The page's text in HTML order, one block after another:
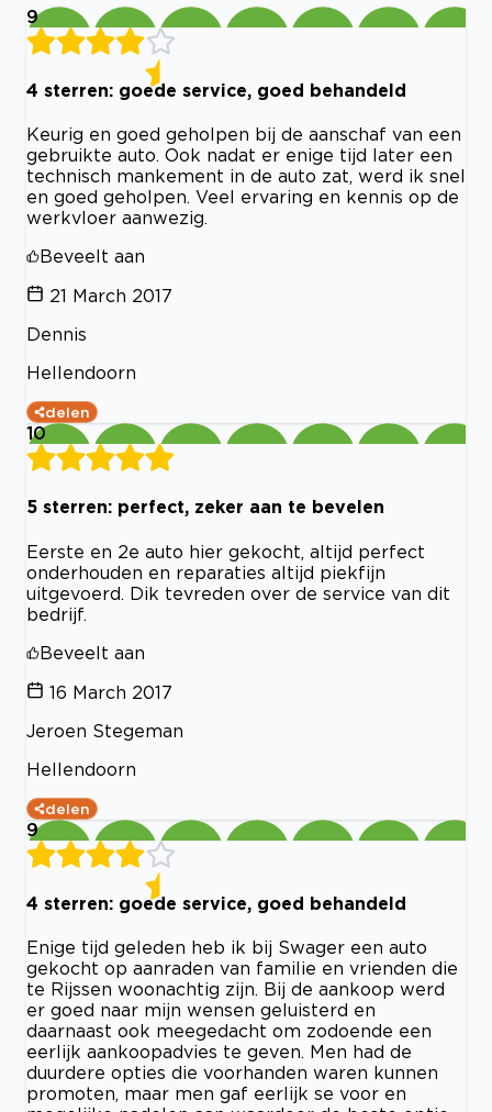
9
4 sterren: goede service, goed behandeld
Keurig en goed geholpen bij de aanschaf van een
gebruikte auto. Ook nadat er enige tijd later een
technisch mankement in de auto zat, werd ik snel
en goed geholpen. Veel ervaring en kennis op de
werkvloer aanwezig.
Beveelt aan
21 March 2017
Dennis
Hellendoorn
delen
10
5 sterren: perfect, zeker aan te bevelen
Eerste en 2e auto hier gekocht, altijd perfect
onderhouden en reparaties altijd piekfijn
uitgevoerd. Dik tevreden over de service van dit
bedrijf.
Beveelt aan
16 March 2017
Jeroen Stegeman
Hellendoorn
delen
9
4 sterren: goede service, goed behandeld
Enige tijd geleden heb ik bij Swager een auto
gekocht op aanraden van familie en vrienden die
te Rijssen woonachtig zijn. Bij de aankoop werd
er goed naar mijn wensen geluisterd en
daarnaast ook meegedacht om zodoende een
eerlijk aankoopadvies te geven. Men had de
duurdere opties die voorhanden waren kunnen
promoten, maar men gaf eerlijk se voor en